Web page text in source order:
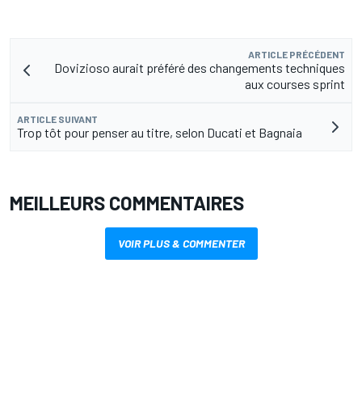
ARTICLE PRÉCÉDENT
Dovizioso aurait préféré des changements techniques
aux courses sprint
ARTICLE SUIVANT
Trop tôt pour penser au titre, selon Ducati et Bagnaia
MEILLEURS COMMENTAIRES
VOIR PLUS & COMMENTER